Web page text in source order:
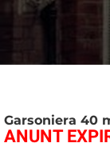
Garsoniera 40
ANUNT